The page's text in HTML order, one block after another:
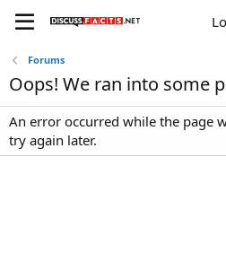
Forums
Oops! We ran into some
An error occurred while the page
try again later.